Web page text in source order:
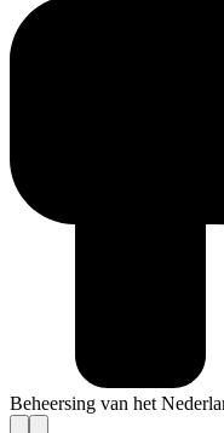
Beheersing van het